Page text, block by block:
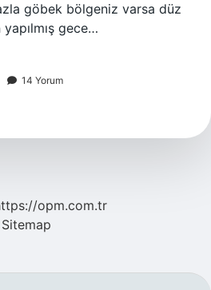
göbek bölgeniz varsa düz
gece…
14 Yorum
opm.com.tr
Sitemap